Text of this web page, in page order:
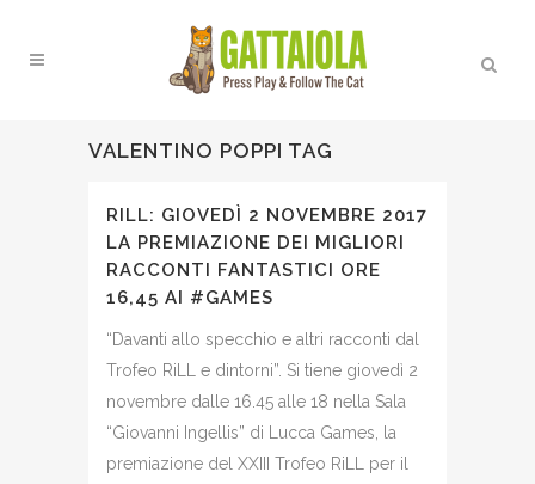
VALENTINO POPPI TAG
RILL: GIOVEDÌ 2 NOVEMBRE 2017
LA PREMIAZIONE DEI MIGLIORI
RACCONTI FANTASTICI ORE
16,45 AI #GAMES
“Davanti allo specchio e altri racconti dal
Trofeo RiLL e dintorni”. Si tiene giovedì 2
novembre dalle 16.45 alle 18 nella Sala
“Giovanni Ingellis” di Lucca Games, la
premiazione del XXIII Trofeo RiLL per il